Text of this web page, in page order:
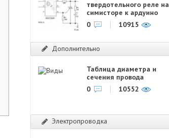
твердотельного реле на
симисторе к ардуино
0
10915
Дополнительно
Таблица диаметра и
сечения провода
0
10552
Электропроводка